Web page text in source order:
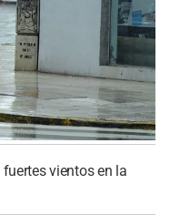
vientos en la